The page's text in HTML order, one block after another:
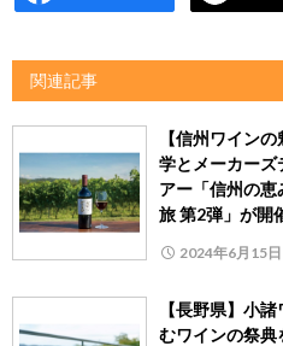
関連記事
【信州ワイン
学とメーカーズ
アー「信州の
旅 第2弾」が開
2024年6月15日
【長野県】小
むワインの祭典